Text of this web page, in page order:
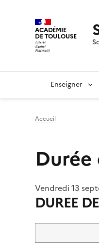
ACADÉMIE
DE TOULOUSE
Enseigner
Accueil
Durée
Vendredi 13
DUREE